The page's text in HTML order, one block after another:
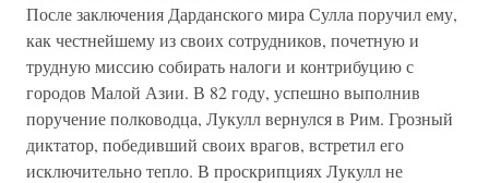
После заключения Дарданского мира Сулла поручил ему,
как честнейшему из своих сотрудников, почетную и
трудную миссию собирать налоги и контрибуцию с
городов Малой Азии. В 82 году, успешно выполнив
поручение полководца, Лукулл вернулся в Рим. Грозный
диктатор, победивший своих врагов, встретил его
исключительно тепло. В проскрипциях Лукулл не